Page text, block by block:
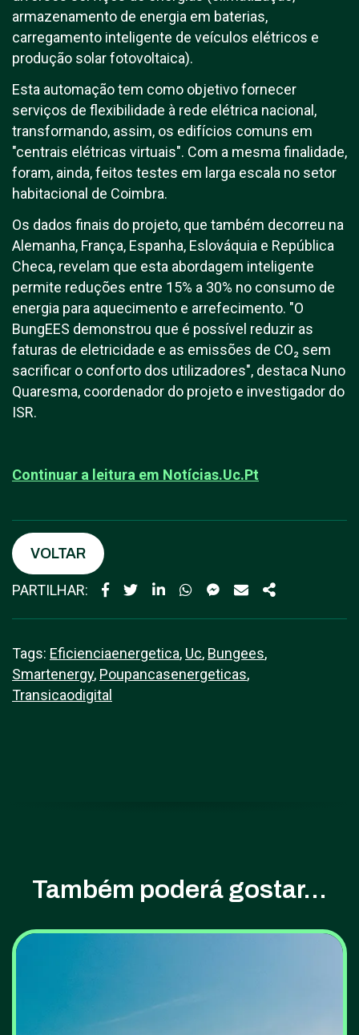
armazenamento de energia em baterias,
carregamento inteligente de veículos elétricos e
produção solar fotovoltaica).
Esta automação tem como objetivo fornecer
serviços de flexibilidade à rede elétrica nacional,
transformando, assim, os edifícios comuns em
"centrais elétricas virtuais". Com a mesma finalidade,
foram, ainda, feitos testes em larga escala no setor
habitacional de Coimbra.
Os dados finais do projeto, que também decorreu na
Alemanha, França, Espanha, Eslováquia e República
Checa, revelam que esta abordagem inteligente
permite reduções entre 15% a 30% no consumo de
energia para aquecimento e arrefecimento. "O
BungEES demonstrou que é possível reduzir as
faturas de eletricidade e as emissões de CO₂ sem
sacrificar o conforto dos utilizadores", destaca Nuno
Quaresma, coordenador do projeto e investigador do
ISR.
Continuar a leitura em Notícias.Uc.Pt
VOLTAR
PARTILHAR:
Tags: Eficienciaenergetica, Uc, Bungees,
Smartenergy, Poupancasenergeticas,
Transicaodigital
Também poderá gostar...